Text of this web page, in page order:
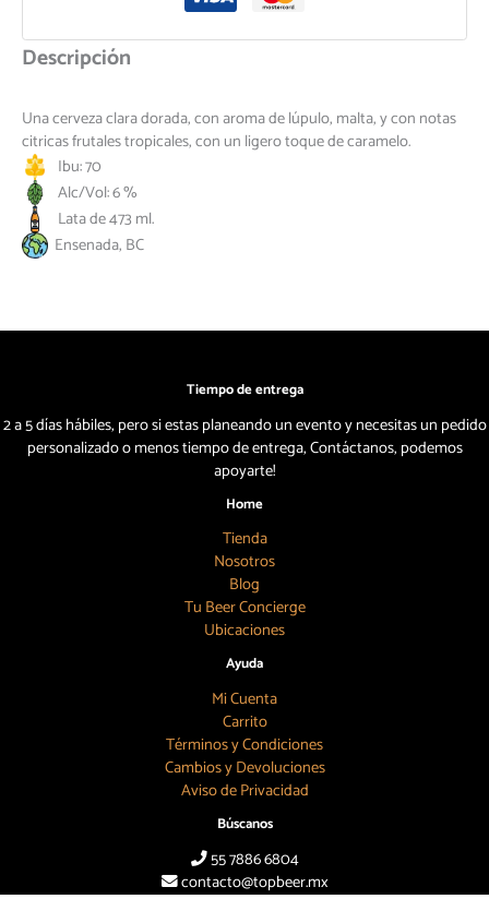
Descripción
Una cerveza clara dorada, con aroma de lúpulo, malta, y con notas
citricas frutales tropicales, con un ligero toque de caramelo.
Ibu: 70
Alc/Vol: 6 %
Lata de 473 ml.
Ensenada, BC
Tiempo de entrega
2 a 5 días hábiles, pero si estas planeando un evento y necesitas un pedido
personalizado o menos tiempo de entrega, Contáctanos, podemos
apoyarte!
Home
Tienda
Nosotros
Blog
Tu Beer Concierge
Ubicaciones
Ayuda
Mi Cuenta
Carrito
Términos y Condiciones
Cambios y Devoluciones
Aviso de Privacidad
Búscanos
55 7886 6804
contacto@topbeer.mx